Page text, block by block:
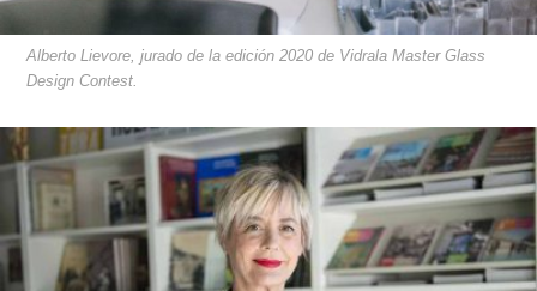
Alberto Lievore, jurado de la edición 2020 de Vidrala Master Glass
Design Contest.